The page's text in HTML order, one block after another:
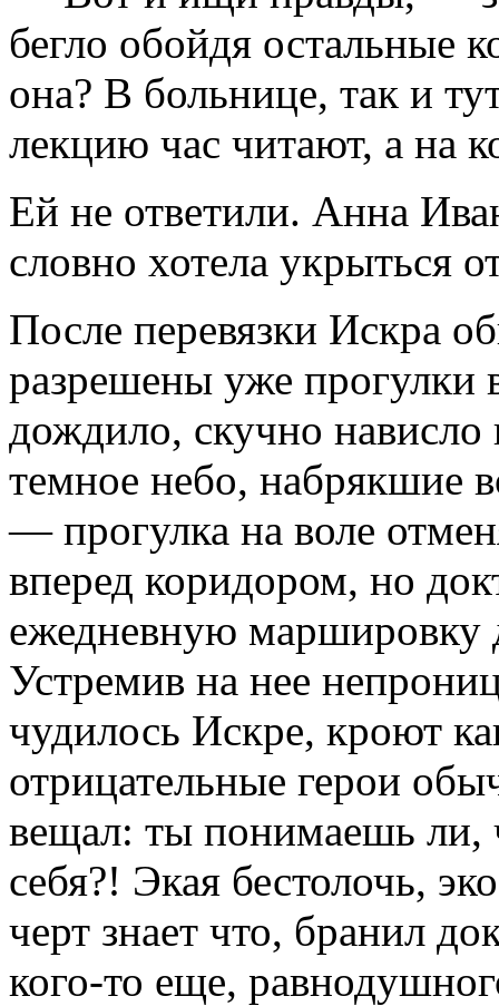
бегло обойдя остальные
она? В больнице, так и
лекцию час читают, а на
Ей не ответили. Анна
словно хотела укрыться
После перевязки Искра
разрешены уже прогулки
дождило, скучно
темное небо, набрякшие
— прогулка на воле
вперед коридором, но
ежедневную маршировку
Устремив на нее
чудилось Искре, кроют
отрицательные герои
вещал: ты понимаешь ли,
себя?! Экая бестолочь,
черт знает что, бранил
кого-то еще,